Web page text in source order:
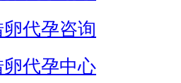
代孕咨询
代孕中心